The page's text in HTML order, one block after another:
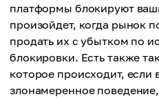
платформы блокируют
произойдет, когда рынок
продать их с убытком по
блокировки. Есть также
которое происходит,
злонамеренное